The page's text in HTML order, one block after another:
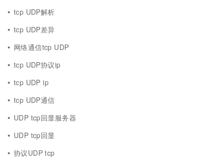
tcp UDP解析
tcp UDP差异
网络通信tcp UDP
tcp UDP协议ip
tcp UDP ip
tcp UDP通信
UDP tcp回显服务器
UDP tcp回显
协议UDP tcp